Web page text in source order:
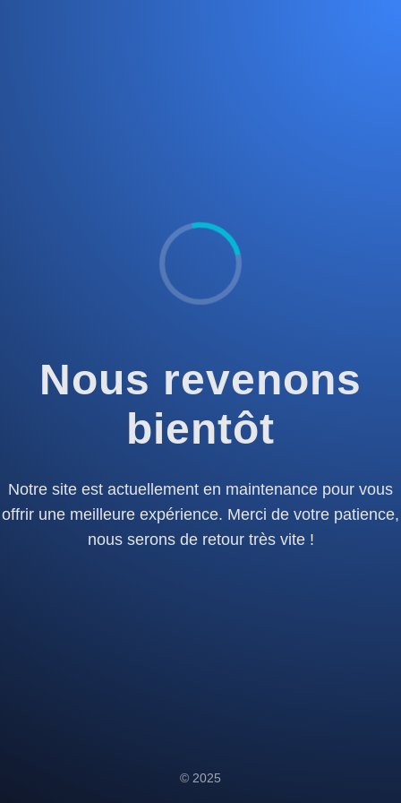
Nous revenons
bientôt
Notre site est actuellement en maintenance pour vous
offrir une meilleure expérience. Merci de votre patience,
nous serons de retour très vite !
© 2025